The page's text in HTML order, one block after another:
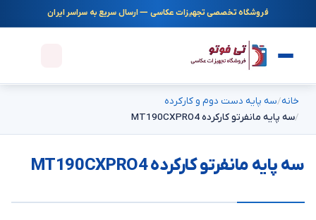
فروشگاه تخصصی تجهیزات عکاسی — ارسال سریع به سراسر ایران
خانه سه پایه دست دوم و کارکرده
سه پایه مانفرتو کارکرده MT190CXPRO4
سه پایه مانفرتو کارکرده MT190CXPRO4